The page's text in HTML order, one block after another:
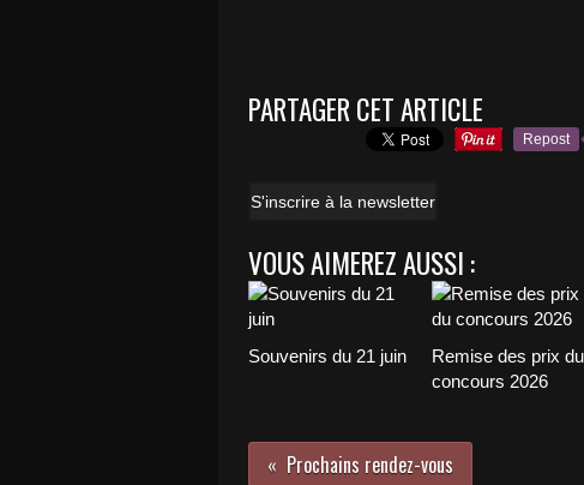
PARTAGER CET ARTICLE
Repost
S'inscrire à la newsletter
VOUS AIMEREZ AUSSI :
Souvenirs du 21 juin
Remise des prix du
concours 2026
Prochains rendez-vous